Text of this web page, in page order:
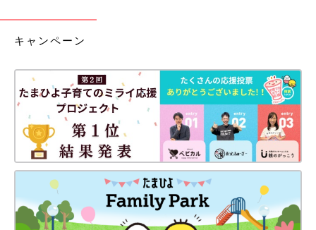
キャンペーン